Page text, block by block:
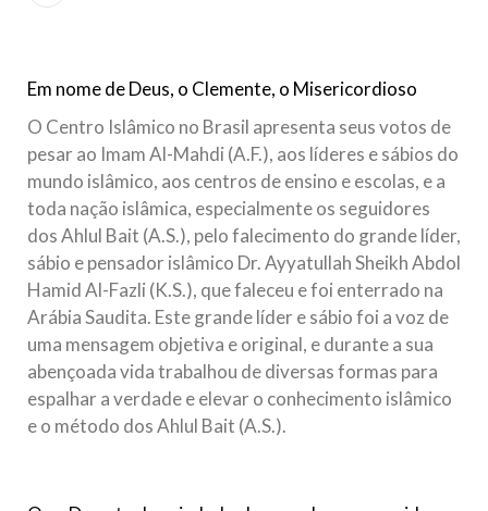
10 DE NOVEMBRO DE 2013
Falecimento do Imam Ali Ibn Al-Hussein
(A.S.)
Em nome de Deus, o Clemente, o Misericordioso! Diante da
data em que relembramos o martírio do quarto Imam dos
muçulmanos, o Imam Ali Ibn Al-Hussein Ibn Ali Ibn Abi Táleb
NOTÍCIAS
3 DE JULHO DE 2014
Centro Islâmico no Brasil recebe o ex-
ministro das Relações Exteriores da
República Islâmica do Irã
Na noite da quinta-feira, 03 de Abril, o Centro Islâmico no
Em nome de Deus, o Clemente, o Misericordioso
O Centro Islâmico no Brasil apresenta seus votos de
pesar ao Imam Al-Mahdi (A.F.), aos líderes e sábios do
mundo islâmico, aos centros de ensino e escolas, e a
toda nação islâmica, especialmente os seguidores
dos Ahlul Bait (A.S.), pelo falecimento do grande líder,
sábio e pensador islâmico Dr. Ayyatullah Sheikh Abdol
Hamid Al-Fazli (K.S.), que faleceu e foi enterrado na
Arábia Saudita. Este grande líder e sábio foi a voz de
uma mensagem objetiva e original, e durante a sua
abençoada vida trabalhou de diversas formas para
espalhar a verdade e elevar o conhecimento islâmico
e o método dos Ahlul Bait (A.S.).